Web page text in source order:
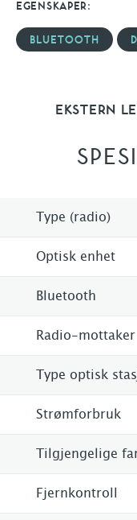
EGENSKAPER:
BLUETOOTH
EKSTERN
Type (radio)
Optisk enhet
Bluetooth
Radio-mottaker
Type optisk
Strømforbruk
Tilgjengelige
Fjernkontroll